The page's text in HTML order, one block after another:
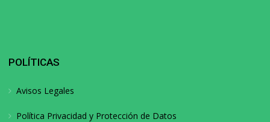
POLÍTICAS
Avisos Legales
Política Privacidad y Protección de Datos